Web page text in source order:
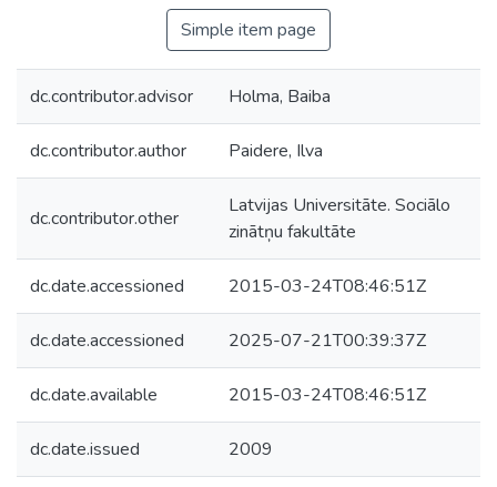
Simple item page
dc.contributor.advisor Holma, Baiba
dc.contributor.author Paidere, Ilva
dc.contributor.other
Latvijas Universitāte. Sociālo
zinātņu fakultāte
dc.date.accessioned 2015-03-24T08:46:51Z
dc.date.accessioned 2025-07-21T00:39:37Z
dc.date.available 2015-03-24T08:46:51Z
dc.date.issued 2009